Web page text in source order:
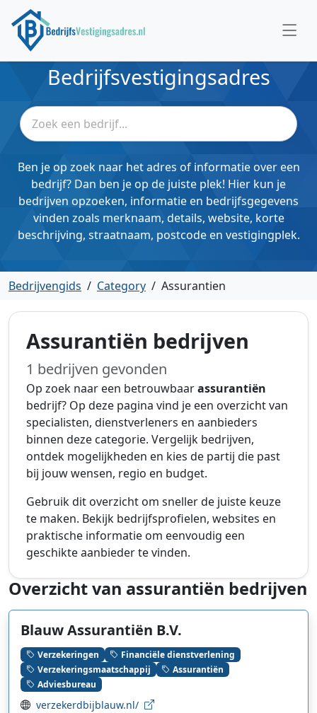
Bedrijfsvestigingsadres
Ben je op zoek naar het adres of informatie over een
bedrijf? Dan ben je op de juiste plek! Hier kun je
bedrijven opzoeken, informatie en bedrijfsgegevens
vinden zoals merknaam, details, website, korte
beschrijving, straatnaam, postcode en vestigingplek.
Bedrijvengids / Category / Assurantien
Assurantiën bedrijven
1 bedrijven gevonden
Op zoek naar een betrouwbaarassurantiën
bedrijf? Op deze pagina vind je een overzicht van
specialisten, dienstverleners en aanbieders
binnen deze categorie. Vergelijk bedrijven,
ontdek mogelijkheden en kies de partij die past
bij jouw wensen, regio en budget.
Gebruik dit overzicht om sneller de juiste keuze
te maken. Bekijk bedrijfsprofielen, websites en
praktische informatie om eenvoudig een
geschikte aanbieder te vinden.
Overzicht van assurantiën bedrijven
Blauw Assurantiën B.V.
Verzekeringen
Financiële dienstverlening
Verzekeringsmaatschappij
Assurantiën
Adviesbureau
verzekerdbijblauw.nl/